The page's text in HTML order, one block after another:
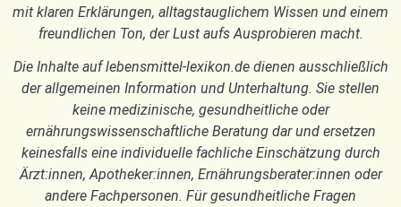
mit klaren Erklärungen, alltagstauglichem Wissen und einem
freundlichen Ton, der Lust aufs Ausprobieren macht.
Die Inhalte auf lebensmittel-lexikon.de dienen ausschließlich
der allgemeinen Information und Unterhaltung. Sie stellen
keine medizinische, gesundheitliche oder
ernährungswissenschaftliche Beratung dar und ersetzen
keinesfalls eine individuelle fachliche Einschätzung durch
Ärzt:innen, Apotheker:innen, Ernährungsberater:innen oder
andere Fachpersonen. Für gesundheitliche Fragen